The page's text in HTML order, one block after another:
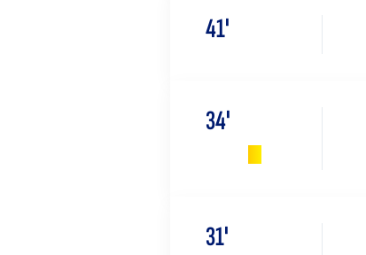
41'
34'
31'